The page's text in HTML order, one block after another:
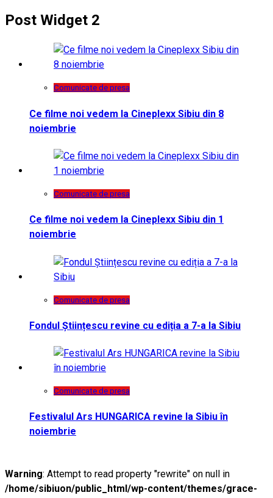
Post Widget 2
Comunicate de presa
Ce filme noi vedem la Cineplexx Sibiu din 8
noiembrie
Comunicate de presa
Ce filme noi vedem la Cineplexx Sibiu din 1
noiembrie
Comunicate de presa
Fondul Științescu revine cu ediția a 7-a la Sibiu
Comunicate de presa
Festivalul Ars HUNGARICA revine la Sibiu în
noiembrie
Warning: Attempt to read property "rewrite" on null in
/home/sibiuon/public_html/wp-content/themes/grace-